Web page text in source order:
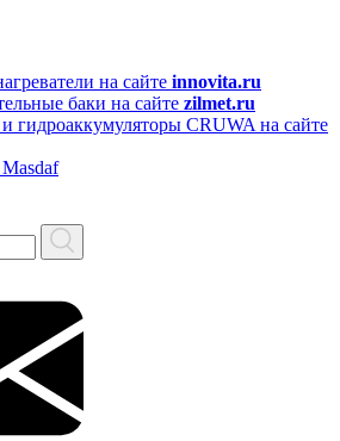
на сайте innovita.ru
баки на сайте zilmet.ru
гидроаккумуляторы CRUWA на сайте